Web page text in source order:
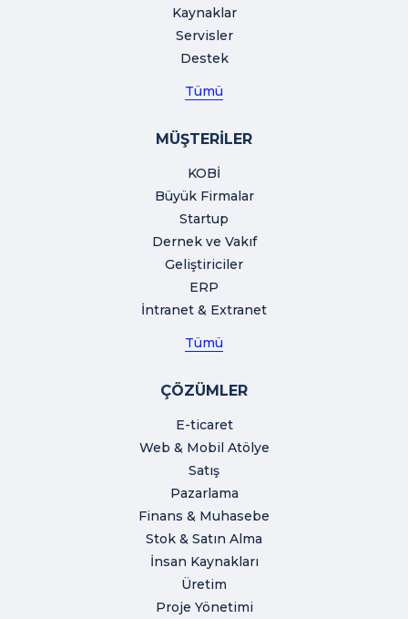
Kaynaklar
Servisler
Destek
Tümü
MÜŞTERİLER
KOBİ
Büyük Firmalar
Startup
Dernek ve Vakıf
Geliştiriciler
ERP
İntranet & Extranet
Tümü
ÇÖZÜMLER
E-ticaret
Web & Mobil Atölye
Satış
Pazarlama
Finans & Muhasebe
Stok & Satın Alma
İnsan Kaynakları
Üretim
Proje Yönetimi